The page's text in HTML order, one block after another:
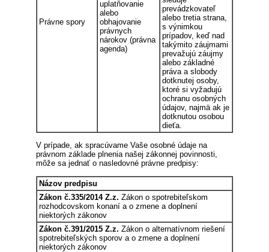
Právne spory
uplatňovanie
alebo
obhajovanie
právnych
nárokov (právna
agenda)
prevádzkovateľ
alebo tretia strana,
s výnimkou
prípadov, keď nad
takýmito záujmami
prevažujú záujmy
alebo základné
práva a slobody
dotknutej osoby,
ktoré si vyžadujú
ochranu osobných
údajov, najmä ak je
dotknutou osobou
dieťa.
V prípade, ak spracúvame Vaše osobné údaje na
právnom základe plnenia našej zákonnej povinnosti,
môže sa jednať o nasledovné právne predpisy:
Názov predpisu
Zákon č.335/2014 Z.z. Zákon o spotrebiteľskom
rozhodcovskom konaní a o zmene a doplnení
niektorých zákonov
Zákon č.391/2015 Z.z. Zákon o alternatívnom riešení
spotrebiteľských sporov a o zmene a doplnení
niektorých zákonov